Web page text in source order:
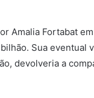
Amalia Fortabat
Sua eventual
devolveria a